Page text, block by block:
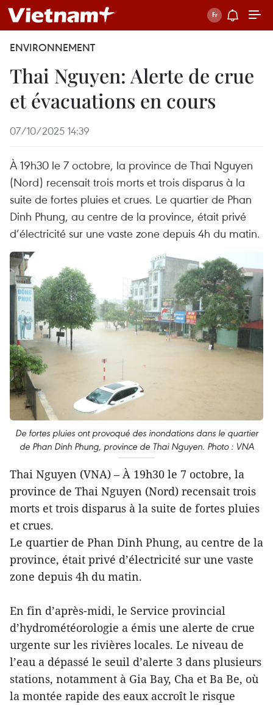
ENVIRONNEMENT
Thai Nguyen: Alerte de crue
et évacuations en cours
07/10/2025 14:39
À 19h30 le 7 octobre, la province de Thai Nguyen
(Nord) recensait trois morts et trois disparus à la
suite de fortes pluies et crues. Le quartier de Phan
Dinh Phung, au centre de la province, était privé
d’électricité sur une vaste zone depuis 4h du matin.
De fortes pluies ont provoqué des inondations dans le quartier
de Phan Dinh Phung, province de Thai Nguyen. Photo : VNA
Thai Nguyen (VNA) – À 19h30 le 7 octobre, la
province de Thai Nguyen (Nord) recensait trois
morts et trois disparus à la suite de fortes pluies
et crues.
Le quartier de Phan Dinh Phung, au centre de la
province, était privé d’électricité sur une vaste
zone depuis 4h du matin.
En fin d’après-midi, le Service provincial
d’hydrométéorologie a émis une alerte de crue
urgente sur les rivières locales. Le niveau de
l’eau a dépassé le seuil d’alerte 3 dans plusieurs
stations, notamment à Gia Bay, Cha et Ba Be, où
la montée rapide des eaux accroît le risque